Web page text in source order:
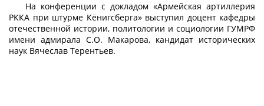
На конференции с докладом «Армейская артиллерия
РККА при штурме Кёнигсберга» выступил доцент кафедры
отечественной истории, политологии и социологии ГУМРФ
имени адмирала С.О. Макарова, кандидат исторических
наук Вячеслав Терентьев.